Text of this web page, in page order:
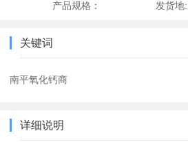
产品规格： 发货地:
关键词
南平氧化钙商
详细说明